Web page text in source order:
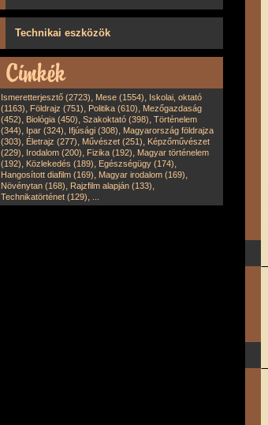
Technikai eszközök
Ismeretterjesztő (2723), Mese (1554), Iskolai, oktató
(1163), Földrajz (751), Politika (610), Mezőgazdaság
(452), Biológia (450), Szakoktató (398), Történelem
(344), Ipar (324), Ifjúsági (308), Magyarország földrajza
(303), Életrajz (277), Művészet (251), Képzőművészet
(229), Irodalom (200), Fizika (192), Magyar történelem
(192), Közlekedés (189), Egészségügy (174),
Hangosított diafilm (169), Magyar irodalom (169),
Növénytan (168), Rajzfilm alapján (133),
Technikatörténet (129),